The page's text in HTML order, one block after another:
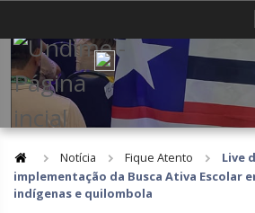
PARA
Amazonas
Ceará
Goiás
Notícia Fique Atento
Live
implementação da Busca Ativa Escolar
indígenas e quilombola